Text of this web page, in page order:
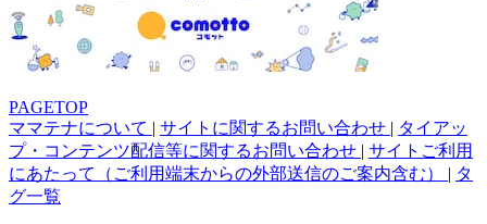
PAGETOP
ママテナについて | サイトに関するお問い合わせ | タイアッ
プ・コンテンツ配信等に関するお問い合わせ | サイトご利用
にあたって（ご利用端末からの外部送信のご案内含む） | タ
グ一覧